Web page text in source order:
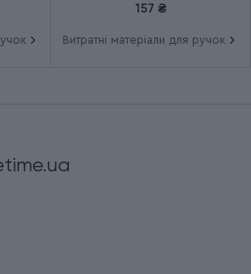
157 ₴
Витратні матеріали для ручок